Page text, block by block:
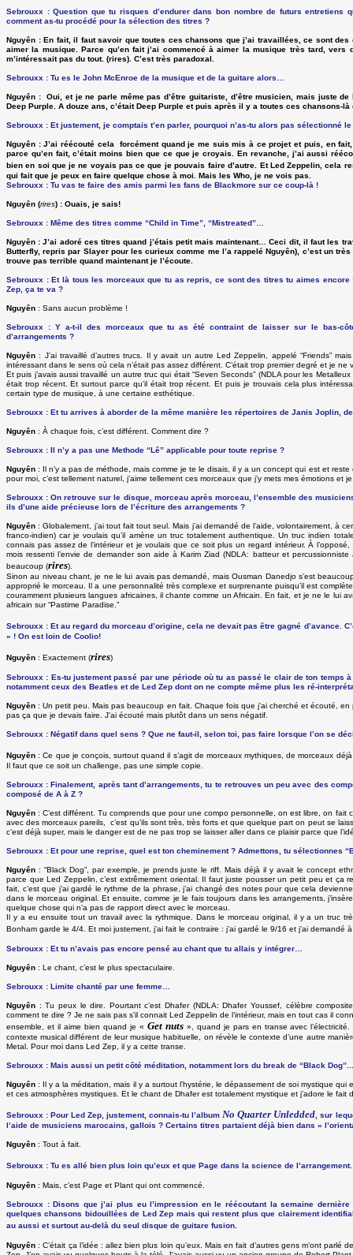
Sebrouxx : Question que tu risques d’endurer dans bon nombre de futurs
comment as-tu procédé pour la sélection des titres ?
Nguyên : En fait, il faut savoir que toutes ces chansons que j’ai travaillées, ce sont
aimer la musique. Parce qu’en fait j’ai commencé à aimer la musique très tard,
m’intéressait pas du tout. (rires). C’est très paradoxal.
Sebrouxx : Tu es le John McEnroe de la musique et de la guitare alors…
Nguyên : Oui, et je ne parle même pas d’être guitariste, d’être musicien, mais juste
Deep Purple. A douze ans, c’était Deep Purple et puis après il y a toutes ces chansons-
Sebrouxx : Et justement, je comptais t’en parler, pourquoi n’as-tu alors pas sélectionné
Nguyên : J’ai réécouté cela forcément quand je me suis mis à ce projet et puis, en
parce qu’en fait, c’était moins bien que ce que je croyais. En revanche, j’ai aussi
bien en soi que je ne voyais pas ce que je pouvais faire d’autre. Et Led Zeppelin, cela
qui fait que je peux en faire quelque chose à moi. Mais les Who, je ne vois pas.
Sebrouxx : Tu vas te faire des amis parmi les fans de Blackmore sur ce coup-là !
Nguyên (rires) : Ouais, je sais!
Sebrouxx : Même des titres comme “Child in Time”, “Mistreated”…
Nguyên : J’ai adoré ces titres quand j’étais petit mais maintenant… Ceci dit, il faut les
Butterfly, repris par Slayer pour les curieux comme me l’a rappelé Nguyên), c’est un
trouve pas terrible quand maintenant je l’écoute.
Sebrouxx : Et là tous les morceaux que tu as repris, ce sont des titres tu aimes
Zep, ça te va ?
Nguyên : Sans aucun problème !
Sebrouxx : Y a-t-il des morceaux que tu as été contraint de laisser sur le bas-
d’arrangements ?
Nguyên : J’ai travaillé d’autres trucs. Il y avait un autre Led Zeppelin, appelé “Friends”
intéressant dans le sens où cela n’était pas assez différent. C’était trop premier degré et je
Et puis j’avais aussi travaillé un autre truc qui était “Seven Seconds” (NDLA pour les
était trop récent. Et surtout parce qu’il était trop récent. Et puis je trouvais cela plus
certain type de musique, à une certaine esthétique.
Sebrouxx : Et tu arrives à aborder de la même manière les répertoires de Janis Joplin,
Nguyên : À chaque fois, c’est différent. Comment dire ?
Sebrouxx : Il n’y a pas une Methode “Lê” applicable pour toute reprise ?
Nguyên : Il n’y a pas de méthode, mais comme je te le disais, il y a un concept qui est et
pour moi, c’est tellement naturel, j’aime tellement ces morceaux que j’y mets mes émotions et
Sebrouxx : On retrouve sur le disque, morceau après morceau, l’ensemble des
ils d’une aide précieuse lors de l’écriture des arrangements ?
Nguyên : Globalement, j’ai tout fait tout seul. Mais j’ai demandé de l’aide, volontairement, à
franco-indien) car je voulais qu’il amène un truc totalement authentique. Un truc indien
connais pas assez de l’intérieur et je voulais que ce soit plus un regard intérieur. À
mois ressenti l’envie de demander son aide à Karim Ziad (NDLA: batteur et
beaucoup (rires).
Sinon au niveau chant, je ne le lui avais pas demandé, mais Ousman Danedjo s’est
approprié le morceau. Il a une personnalité très complexe et surprenante puisqu’il est
couramment plusieurs langues africaines, il chante comme un Africain. En fait, et je ne le lui
africain sur “Pastime Paradise.”
Sebrouxx : Et au regard du morceau d’origine, cela ne devait pas être gagné d’avance.
» ! On est loin de Coolio!
Nguyên : Exactement (rires)
Sebrouxx : Es-tu justement passé par une période où tu as passé le clair de ton temps
notamment ceux des Beatles et de Led Zep dont on ne compte même plus les ré-
Nguyên : Un petit peu. Mais pas beaucoup en fait. Chaque fois que j’ai cherché et écouté,
pas ça que je devais faire. J’ai écouté mais plutôt dans un sens négatif.
Sebrouxx : Négatif dans quel sens ? Que ne faut-il, selon toi, pas faire lorsque l’on se
Nguyên : Ce que je conçois, surtout quand il s’agit de morceaux mythiques, de morceaux
Il faut que ce soit un challenge, pas une simple copie.
Sebrouxx : Finalement, après tant d’arrangements, tu te retrouves un peu avec des
composé de A à Z ?
Nguyên : C’est différent. Tu comprends que pour une compo personnelle, on est libre, on
avec des morceaux pareils, c’est qu’ils sont très, très forts et que quelque part on peut se
c’est déjà super, mais le danger est de ne pas trop se laisser aller dans ce plaisir parce que
Sebrouxx : Et pour une reprise, quel est ton cheminement ? Admettons, tu sélectionnes
Nguyên : “Black Dog”, par exemple, je prends juste le riff. Mais déjà il y avait le concept
parce que Led Zeppelin, c’est extrêmement oriental. Il faut juste pousser un petit peu et ça
fait, c’est que j’ai gardé le rythme de la phrase, j’ai changé des notes pour que cela
dans le morceau original. Et ensuite, comme je le fais toujours dans les arrangements,
quelque chose qui n’a pas de rapport direct avec le morceau.
Il y a eu ensuite tout un travail avec la rythmique. Dans le morceau original, il y a un truc
Bonham garde le 4/4. Et moi justement, j’ai fait le contraire : j’ai gardé le 9/16 et j’ai demandé
Sebrouxx : Et tu n’avais pas encore pensé au chant que tu allais y intégrer…
Nguyên : Le chant, c’est le plus spectaculaire.
Sebrouxx : Limite chanté par une femme…
Nguyên : Tu peux le dire. Pourtant c’est Dhafer (NDLA: Dhafer Youssef, célèbre
comment te dire ? Je ne sais pas s’il connait Led Zeppelin de l’intérieur, mais en tout cas il
ensemble, et il aime bien quand je « Get nuts », quand je pars en transe avec
contexte musical différent de leur musique habituelle, on révèle le contexte d’une autre
Metal. Pour moi dans Led Zep, il y a cette transe.
Sebrouxx : Mais aussi un petit côté méditation, notamment lors du break de “Black Dog”...
Nguyên : Il y a la méditation, mais il y a surtout l’hystérie, le dépassement de soi mystique
et ces atmosphères mystiques. Et le chant de Dhafer est totalement mystique et j’adore le fait
Sebrouxx : Pour Led Zep, justement, connais-tu l’album No Quarter Unledded , sur
l’aide de musiciens marocains, gallois ? Certains titres partaient déjà bien dans «
Nguyên : Tout à fait.
Sebrouxx : Tu es allé bien plus loin qu’eux et que Page dans la science de l’arrangement.
Nguyên : Mais, c’est Page et Plant qui ont commencé.
Sebrouxx : Disons que j’ai plus eu l’impression en le réécoutant la semaine
quelques chansons bidouillées de Led Zep mais qui restent plus que clairement
au aussi et surtout au-delà du seul disque de guitare fusion.
Nguyên: C’était ça l’idée : allez bien plus loin qu’eux. Mais en fait d’autres gens m’ont